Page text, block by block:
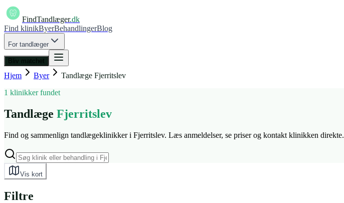
FindTandlæger.dk
Find klinikByerBehandlingerBlog
For tandlæger
Bliv matchet
Hjem Byer Tandlæge Fjerritslev
1 klinikker fundet
Tandlæge Fjerritslev
Find og sammenlign tandlægeklinikker i Fjerritslev. Læs anmeldelser, se priser og kontakt klinikken direkte.
Vis kort
Filtre